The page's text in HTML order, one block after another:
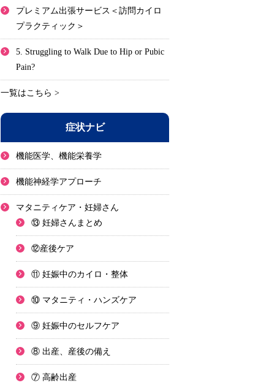
プレミアム出張サービス＜訪問カイロ
プラクティック＞
5. Struggling to Walk Due to Hip or Pubic
Pain?
一覧はこちら >
症状ナビ
機能医学、機能栄養学
機能神経学アプローチ
マタニティケア・妊婦さん
⑬ 妊婦さんまとめ
⑫産後ケア
⑪ 妊娠中のカイロ・整体
⑩ マタニティ・ハンズケア
⑨ 妊娠中のセルフケア
⑧ 出産、産後の備え
⑦ 高齢出産